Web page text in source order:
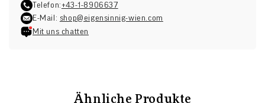
Telefon:+43-1-8906637
E-Mail: shop@eigensinnig-wien.com
Mit uns chatten
Ähnliche Produkte